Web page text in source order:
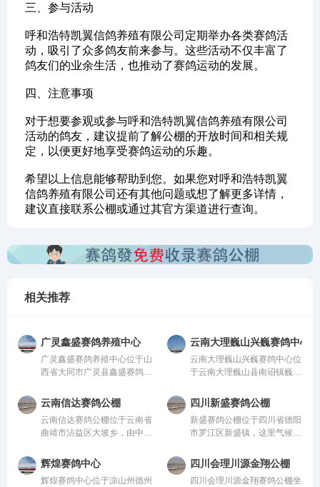
‌三、参与活动‌
呼和浩特凯翼信鸽养殖有限公司定期举办各类赛鸽活
动，吸引了众多鸽友前来参与。这些活动不仅丰富了
鸽友们的业余生活，也推动了赛鸽运动的发展。
‌四、注意事项‌
对于想要参观或参与呼和浩特凯翼信鸽养殖有限公司
活动的鸽友，建议提前了解公棚的开放时间和相关规
定，以便更好地享受赛鸽运动的乐趣。
希望以上信息能够帮助到您。如果您对呼和浩特凯翼
信鸽养殖有限公司还有其他问题或想了解更多详情，
建议直接联系公棚或通过其官方渠道进行查询。
相关推荐
广灵鑫盛赛鸽养殖中心
广灵鑫盛赛鸽养殖中心位于山
西省大同市广灵县鑫盛赛鸽养
管。该公棚以国际、国内先
进、科学合理的设计方案进行
建设，采用一体化钢架结构，
公棚长200米，宽28米，高15
从配件设施到饲养团队，均达
到业内领先水平，为广大鸽友
云南大理巍山兴巍赛鸽中心
云南大理巍山兴巍赛鸽中心位
于云南大理巍山县南诏镇巍山
鸽协会监管。该公棚以国际、
国内先进、科学合理的设计方
案进行建设，采用一体化钢架
结构，公棚长200米，宽28
羽赛鸽。从配件设施到饲养团
队，均达到业内领先水平，为
云南信达赛鸽公棚
云南信达赛鸽公棚位于云南省
曲靖市沾益区大坡乡，由中国
际、国内先进、科学合理的设
计方案进行建设，采用一体化
钢架结构，公棚长200米，宽
四川新盛赛鸽公棚
新盛赛鸽公棚位于四川省德阳
市罗江区新盛镇，这里气候温
赛环境，是专为广大鸽友打造
的专业赛鸽竞技平台。公棚总
占地面积70余亩，主棚长218
辉煌赛鸽中心
辉煌赛鸽中心位于凉山州德州
四川会理川源金翔公棚
四川会理川源金翔赛鸽公棚坐